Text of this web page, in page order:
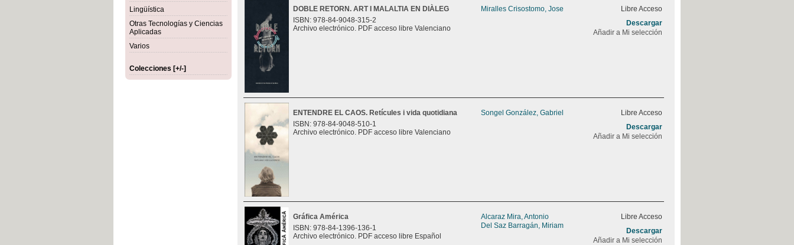
Lingüística
Otras Tecnologías y Ciencias
Aplicadas
Varios
Colecciones [+/-]
DOBLE RETORN. ART I MALALTIA EN DIÀLEG
ISBN: 978-84-9048-315-2
Archivo electrónico. PDF acceso libre Valenciano
Miralles Crisostomo, Jose
Libre Acceso
Descargar
Añadir a Mi selección
ENTENDRE EL CAOS. Retícules i vida quotidiana
ISBN: 978-84-9048-510-1
Archivo electrónico. PDF acceso libre Valenciano
Songel González, Gabriel
Libre Acceso
Descargar
Añadir a Mi selección
Gráfica América
ISBN: 978-84-1396-136-1
Archivo electrónico. PDF acceso libre Español
Alcaraz Mira, Antonio
Del Saz Barragán, Miriam
Libre Acceso
Descargar
Añadir a Mi selección